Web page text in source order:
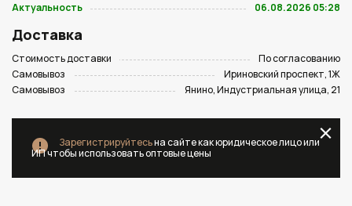
Актуальность
06.08.2026 05:28
Доставка
Стоимость доставки
По согласованию
Самовывоз
Ириновский проспект, 1Ж
Самовывоз
Янино, Индустриальная улица, 21
Зарегистрируйтесьна сайте как юридическое лицо или
ИП чтобы использовать оптовые цены